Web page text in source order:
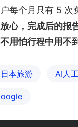
每个月只有 5 次
心，完成后的报
用怕行程中用不到
日本旅游 AI人